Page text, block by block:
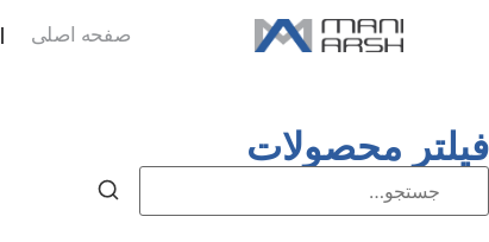
صفحه اصلی
فیلتر محصولات